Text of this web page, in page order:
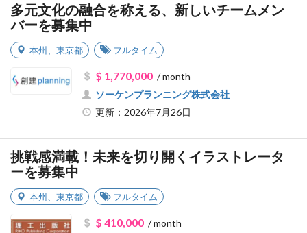
多元文化の融合を称える、新しいチームメン
バーを募集中
本州 東京都 フルタイム
$ 1,770,000/ month
ソーケンプランニング株式会社
更新：2026年7月26日
挑戦感満載！未来を切り開くイラストレータ
ーを募集中
本州 東京都 フルタイム
$ 410,000/ month